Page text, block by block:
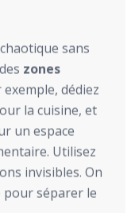
sans
zones
dédiez
la cuisine, et
un espace
Utilisez
invisibles. On
séparer le